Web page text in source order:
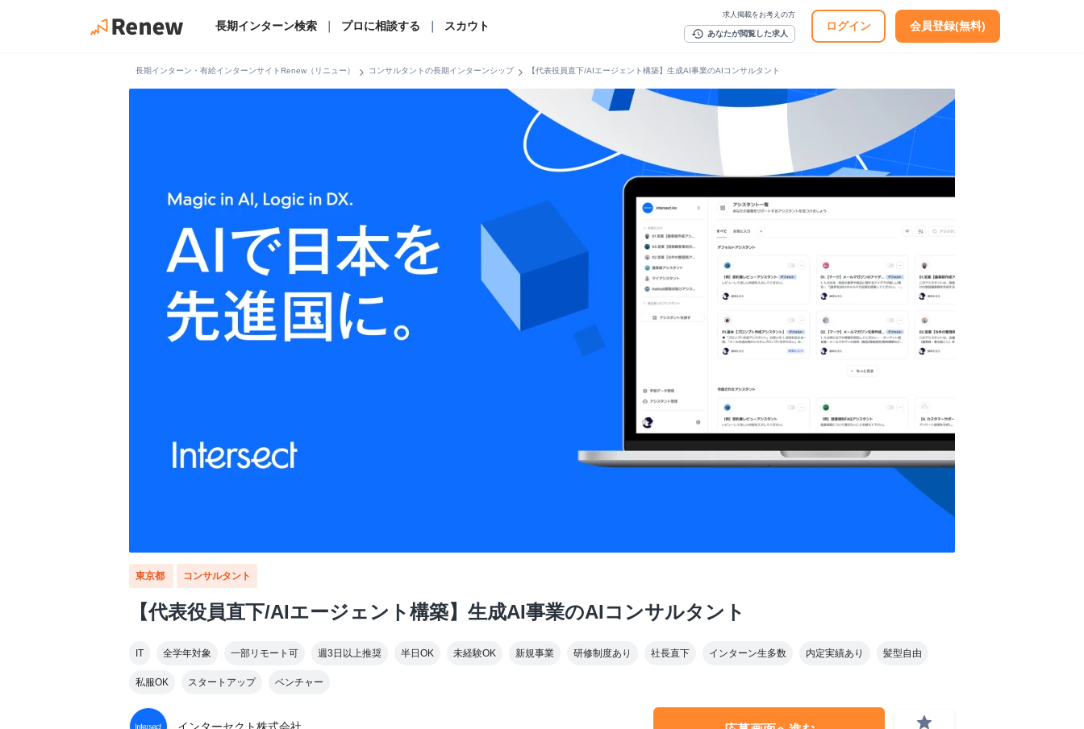
長期インターン検索 プロに相談する スカウト
求人掲載をお考えの方
history あなたが閲覧した求人
ログイン 会員登録(無料)
長期インターン・有給インターンサイトRenew（リニュー） chevron_right コンサルタントの長期インターンシップchevron_right 【代表役員直下/AIエージェント構築】生成AI事業のAIコンサルタント
東京都 コンサルタント
【代表役員直下/AIエージェント構築】生成AI事業のAIコンサルタント
IT 全学年対象 一部リモート可 週3日以上推奨 半日OK 未経験OK 新規事業 研修制度あり 社長直下 インターン生多数 内定実績あり 髪型自由
私服OK スタートアップ ベンチャー
インターセクト株式会社 grade